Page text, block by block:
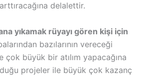
delalettir.
yıkamak rüyayı gören kişi için
bazılarının vereceği
çok büyük bir atılım yapacağına
projeler ile büyük çok kazanç